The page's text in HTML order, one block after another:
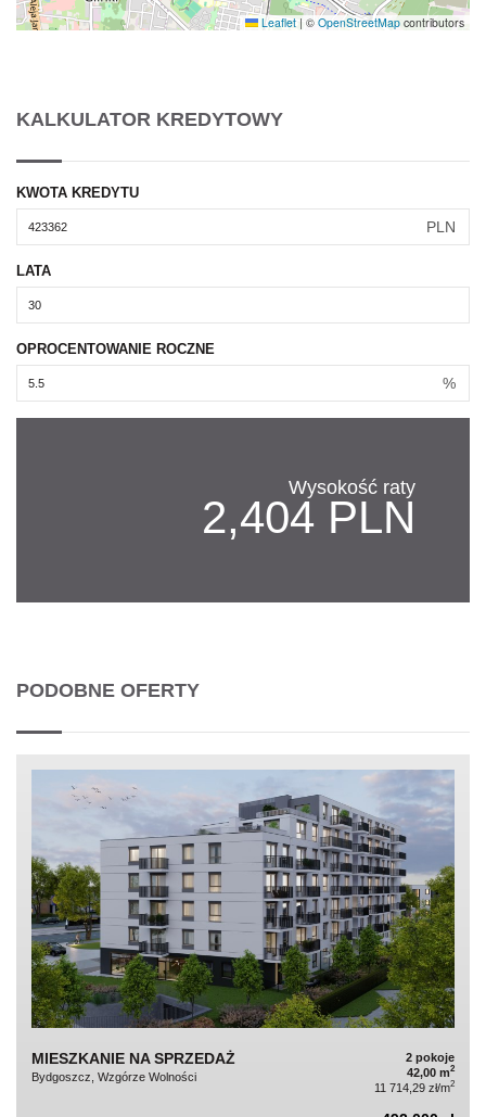
Leaflet | © OpenStreetMap contributors
KALKULATOR KREDYTOWY
KWOTA KREDYTU
PLN
LATA
OPROCENTOWANIE ROCZNE
%
Wysokość raty
2,404 PLN
PODOBNE OFERTY
MIESZKANIE NA SPRZEDAŻ
Bydgoszcz, Wzgórze Wolności
2 pokoje
42,00 m2
11 714,29 zł/m2